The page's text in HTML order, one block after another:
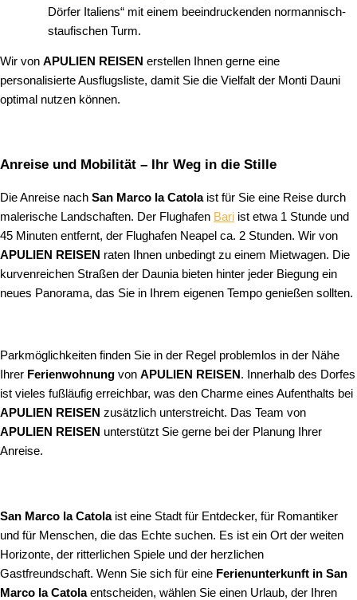
Dörfer Italiens“ mit einem beeindruckenden normannisch-
staufischen Turm.
Wir von APULIEN REISEN erstellen Ihnen gerne eine
personalisierte Ausflugsliste, damit Sie die Vielfalt der Monti Dauni
optimal nutzen können.
Anreise und Mobilität – Ihr Weg in die Stille
Die Anreise nach San Marco la Catolaist für Sie eine Reise durch
malerische Landschaften. Der Flughafen Bari ist etwa 1 Stunde und
45 Minuten entfernt, der Flughafen Neapel ca. 2 Stunden. Wir von
APULIEN REISEN raten Ihnen unbedingt zu einem Mietwagen. Die
kurvenreichen Straßen der Daunia bieten hinter jeder Biegung ein
neues Panorama, das Sie in Ihrem eigenen Tempo genießen sollten.
Parkmöglichkeiten finden Sie in der Regel problemlos in der Nähe
Ihrer Ferienwohnung von APULIEN REISEN . Innerhalb des Dorfes
ist vieles fußläufig erreichbar, was den Charme eines Aufenthalts bei
APULIEN REISEN zusätzlich unterstreicht. Das Team von
APULIEN REISEN unterstützt Sie gerne bei der Planung Ihrer
Anreise.
San Marco la Catolaist eine Stadt für Entdecker, für Romantiker
und für Menschen, die das Echte suchen. Es ist ein Ort der weiten
Horizonte, der ritterlichen Spiele und der herzlichen
Gastfreundschaft. Wenn Sie sich für eine Ferienunterkunft in San
Marco la Catolaentscheiden, wählen Sie einen Urlaub, der Ihren